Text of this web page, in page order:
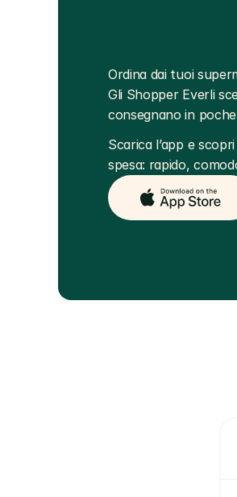
Ordina dai tuoi
Gli Shopper Everli
consegnano in
Scarica l’app e
spesa: rapido,